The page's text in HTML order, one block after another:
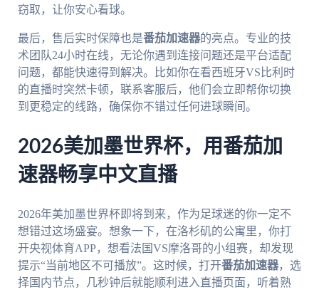
窃取，让你安心看球。
最后，售后实时保障也是番茄加速器的亮点。专业的技
术团队24小时在线，无论你遇到连接问题还是平台适配
问题，都能快速得到解决。比如你在看西班牙VS比利时
的直播时突然卡顿，联系客服后，他们会立即帮你切换
到更稳定的线路，确保你不错过任何进球瞬间。
2026美加墨世界杯，用番茄加
速器畅享中文直播
2026年美加墨世界杯即将到来，作为足球迷的你一定不
想错过这场盛宴。想象一下，在洛杉矶的公寓里，你打
开央视体育APP，想看法国VS摩洛哥的小组赛，却发现
提示“当前地区不可播放”。这时候，打开番茄加速器，选
择国内节点，几秒钟后就能顺利进入直播页面，听着熟